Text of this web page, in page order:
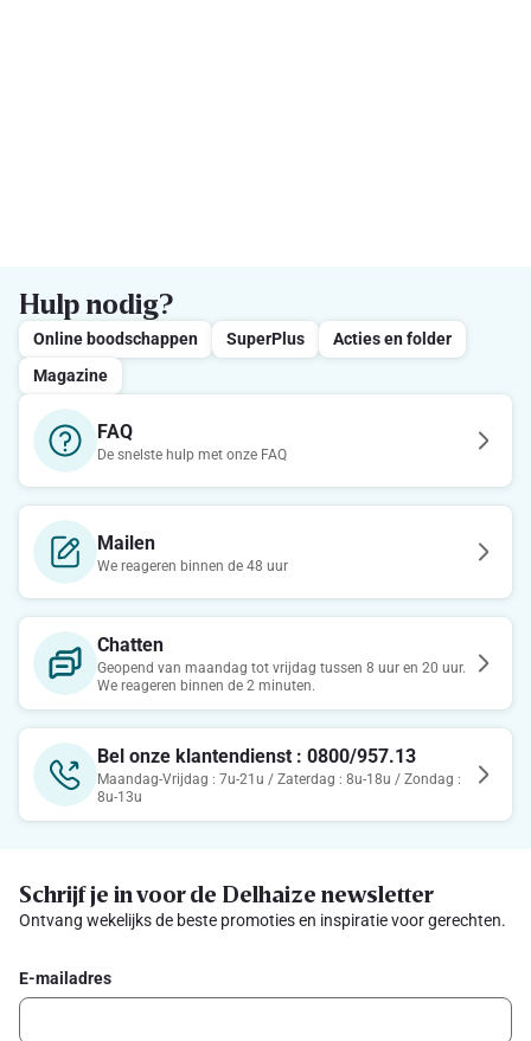
Hulp nodig?
Online boodschappen SuperPlus
Acties en folder
Magazine
FAQ
De snelste hulp met onze FAQ
Mailen
We reageren binnen de 48 uur
Chatten
Geopend van maandag tot vrijdag tussen 8 uur en 20 uur.
We reageren binnen de 2 minuten.
Bel onze klantendienst : 0800/957.13
Maandag-Vrijdag : 7u-21u / Zaterdag : 8u-18u / Zondag :
8u-13u
Schrijf je in voor de Delhaize newsletter
Ontvang wekelijks de beste promoties en inspiratie voor gerechten.
E-mailadres